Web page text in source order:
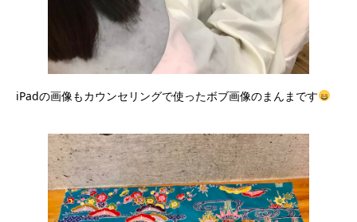
iPadの画像もカウンセリングで使ったボブ画像のまんまです